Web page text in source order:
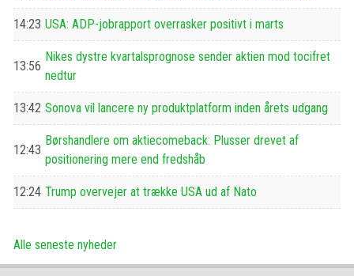
14:23 USA: ADP-jobrapport overrasker positivt i marts
13:56
Nikes dystre kvartalsprognose sender aktien mod tocifret
nedtur
13:42 Sonova vil lancere ny produktplatform inden årets udgang
12:43
Børshandlere om aktiecomeback: Plusser drevet af
positionering mere end fredshåb
12:24 Trump overvejer at trække USA ud af Nato
Alle seneste nyheder